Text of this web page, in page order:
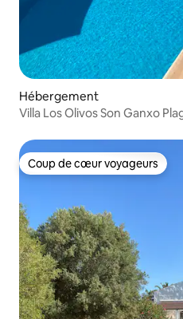
Hébergement
Villa Los Olivos Son Ganxo
Coup de cœur voyageurs
Coup de cœur voyageurs